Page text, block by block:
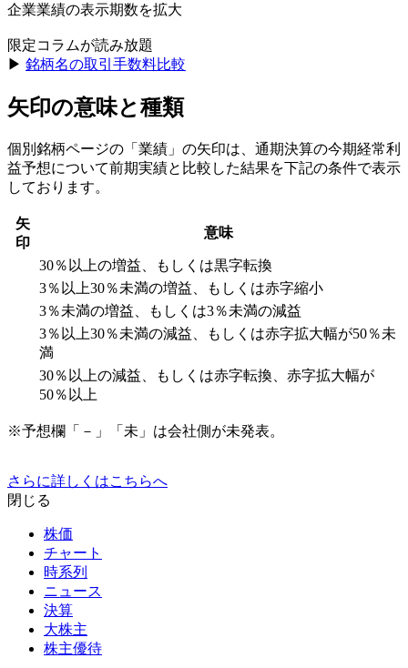
企業業績の表示期数を拡大
限定コラムが読み放題
▶︎ 銘柄名の取引手数料比較
矢印の意味と種類
個別銘柄ページの「業績」の矢印は、通期決算の今期経常利
益予想について前期実績と比較した結果を下記の条件で表示
しております。
矢
印
意味
30％以上の増益、もしくは黒字転換
3％以上30％未満の増益、もしくは赤字縮小
3％未満の増益、もしくは3％未満の減益
3％以上30％未満の減益、もしくは赤字拡大幅が50％未
満
30％以上の減益、もしくは赤字転換、赤字拡大幅が
50％以上
※予想欄「－」「未」は会社側が未発表。
さらに詳しくはこちらへ
閉じる
株価
チャート
時系列
ニュース
決算
大株主
株主優待